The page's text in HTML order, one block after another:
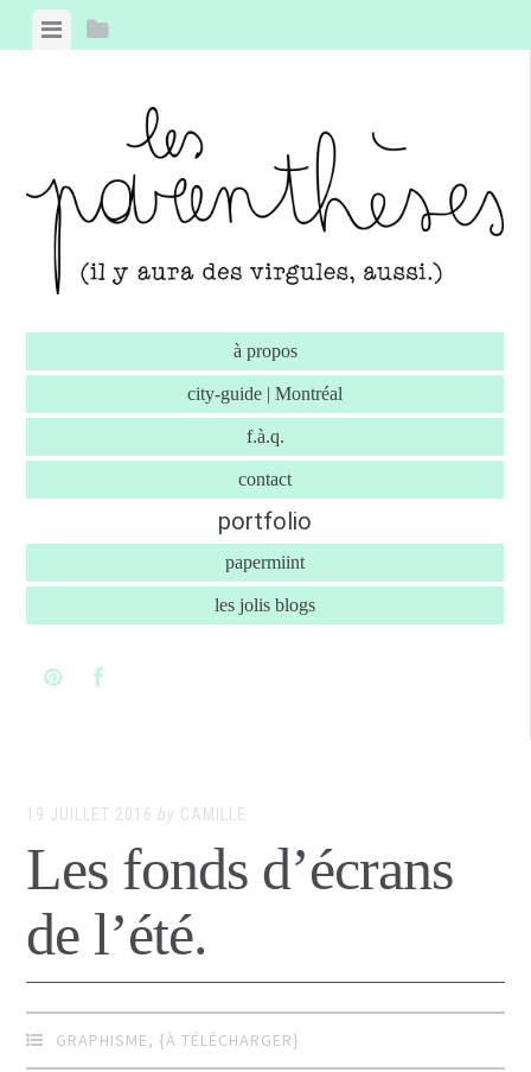
Skip to content
View menuView sidebar
à propos
city-guide | Montréal
f.à.q.
contact
portfolio
papermiint
les jolis blogs
19 JUILLET 2016 by CAMILLE
Les fonds d’écrans
de l’été.
GRAPHISME, {À TÉLÉCHARGER}